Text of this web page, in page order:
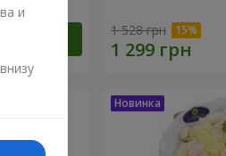
1 528 грн
и